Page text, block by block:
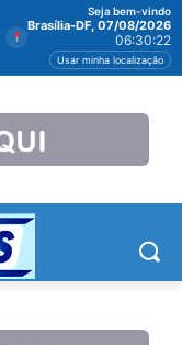
Seja bem-vindo
Brasília-DF, 07/08/2026
06:30:23
Usar minha localização